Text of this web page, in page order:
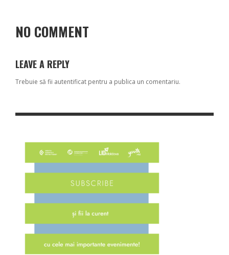
NO COMMENT
LEAVE A REPLY
Trebuie să fii autentificat pentru a publica un comentariu.